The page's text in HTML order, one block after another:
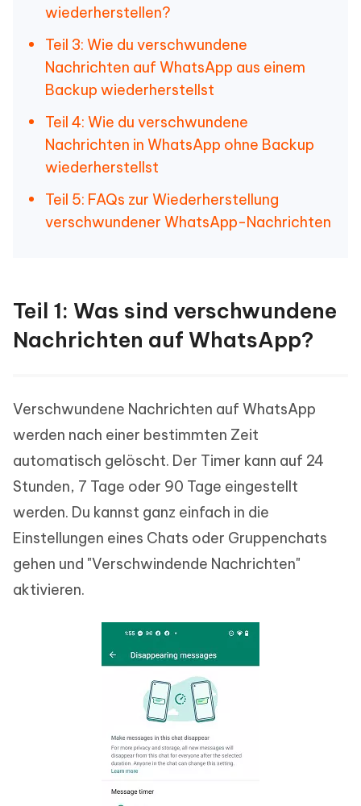
wiederherstellen?
Teil 3: Wie du verschwundene
Nachrichten auf WhatsApp aus einem
Backup wiederherstellst
Teil 4: Wie du verschwundene
Nachrichten in WhatsApp ohne Backup
wiederherstellst
Teil 5: FAQs zur Wiederherstellung
verschwundener WhatsApp-Nachrichten
Teil 1: Was sind verschwundene
Nachrichten auf WhatsApp?
Verschwundene Nachrichten auf WhatsApp
werden nach einer bestimmten Zeit
automatisch gelöscht. Der Timer kann auf 24
Stunden, 7 Tage oder 90 Tage eingestellt
werden. Du kannst ganz einfach in die
Einstellungen eines Chats oder Gruppenchats
gehen und "Verschwindende Nachrichten"
aktivieren.